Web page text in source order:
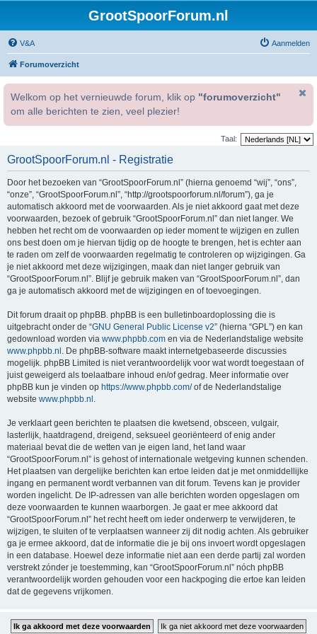
GrootSpoorForum.nl
V&A Aanmelden
Forumoverzicht
Welkom op het vernieuwde forum, klik op "forumoverzicht"
om alle berichten te zien, veel plezier!
Taal:
GrootSpoorForum.nl - Registratie
Door het bezoeken van “GrootSpoorForum.nl” (hierna genoemd “wij”, “ons”,
“onze”, “GrootSpoorForum.nl”, “http://grootspoorforum.nl/forum”), ga je
automatisch akkoord met de voorwaarden. Als je niet akkoord gaat met deze
voorwaarden, bezoek of gebruik “GrootSpoorForum.nl” dan niet langer. We
hebben het recht om de voorwaarden op ieder moment te wijzigen en zullen
ons best doen om je hiervan tijdig op de hoogte te brengen, het is echter aan
te raden om zelf de voorwaarden regelmatig te controleren op wijzigingen. Ga
je niet akkoord met deze wijzigingen, maak dan niet langer gebruik van
“GrootSpoorForum.nl”. Blijf je gebruik maken van “GrootSpoorForum.nl”, dan
ga je automatisch akkoord met de wijzigingen en of toevoegingen.
Dit forum draait op phpBB. phpBB is een bulletinboardoplossing die is
uitgebracht onder de “GNU General Public License v2” (hierna “GPL”) en kan
gedownload worden via www.phpbb.com en via de Nederlandstalige website
www.phpbb.nl . De phpBB-software maakt internetgebaseerde discussies
mogelijk. phpBB Limited is niet verantwoordelijk voor wat wordt toegestaan of
juist geweigerd als toelaatbare inhoud en/of gedrag. Meer informatie over
phpBB kun je vinden op https://www.phpbb.com/of de Nederlandstalige
website www.phpbb.nl .
Je verklaart geen berichten te plaatsen die kwetsend, obsceen, vulgair,
lasterlijk, haatdragend, dreigend, seksueel georiënteerd of enig ander
materiaal bevat die de wetten van je eigen land, het land waar
“GrootSpoorForum.nl” is gehost of internationale wetgeving kunnen schenden.
Het plaatsen van dergelijke berichten kan ertoe leiden dat je met onmiddellijke
ingang en permanent wordt verbannen van dit forum. Tevens kan je provider
worden ingelicht. De IP-adressen van alle berichten worden opgeslagen om
deze voorwaarden te kunnen waarborgen. Je gaat er mee akkoord dat
“GrootSpoorForum.nl” het recht heeft om ieder onderwerp te verwijderen, te
wijzigen, te sluiten of te verplaatsen wanneer zij dit nodig achten. Als gebruiker
ga je ermee akkoord, dat de informatie die je bij ons invoert wordt opgeslagen
in een database. Hoewel deze informatie niet aan een derde partij zal worden
verstrekt zónder je toestemming, kan “GrootSpoorForum.nl” nóch phpBB
verantwoordelijk worden gehouden voor een hackpoging die ertoe kan leiden
dat de gegevens vrijkomen.